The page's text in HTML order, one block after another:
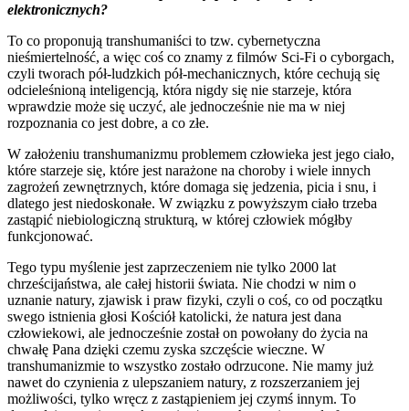
elektronicznych?
To co proponują transhumaniści to tzw. cybernetyczna
nieśmiertelność, a więc coś co znamy z filmów Sci-Fi o cyborgach,
czyli tworach pół-ludzkich pół-mechanicznych, które cechują się
odcieleśnioną inteligencją, która nigdy się nie starzeje, która
wprawdzie może się uczyć, ale jednocześnie nie ma w niej
rozpoznania co jest dobre, a co złe.
W założeniu transhumanizmu problemem człowieka jest jego ciało,
które starzeje się, które jest narażone na choroby i wiele innych
zagrożeń zewnętrznych, które domaga się jedzenia, picia i snu, i
dlatego jest niedoskonałe. W związku z powyższym ciało trzeba
zastąpić niebiologiczną strukturą, w której człowiek mógłby
funkcjonować.
Tego typu myślenie jest zaprzeczeniem nie tylko 2000 lat
chrześcijaństwa, ale całej historii świata. Nie chodzi w nim o
uznanie natury, zjawisk i praw fizyki, czyli o coś, co od początku
swego istnienia głosi Kościół katolicki, że natura jest dana
człowiekowi, ale jednocześnie został on powołany do życia na
chwałę Pana dzięki czemu zyska szczęście wieczne. W
transhumanizmie to wszystko zostało odrzucone. Nie mamy już
nawet do czynienia z ulepszaniem natury, z rozszerzaniem jej
możliwości, tylko wręcz z zastąpieniem jej czymś innym. To